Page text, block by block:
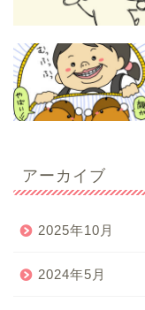
アーカイブ
2025年10月
2024年5月